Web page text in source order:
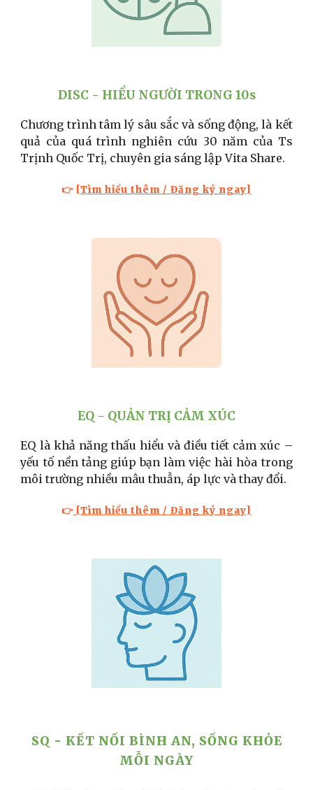
DISC - HIỂU NGƯỜI TRONG 10s
Chương trình tâm lý sâu sắc và sống động, là kết
quả của quá trình nghiên cứu 30 năm của Ts
Trịnh Quốc Trị, chuyên gia sáng lập Vita Share.
👉 [Tìm hiểu thêm / Đăng ký ngay]
EQ - QUẢN TRỊ CẢM XÚC
EQ là khả năng thấu hiểu và điều tiết cảm xúc –
yếu tố nền tảng giúp bạn làm việc hài hòa trong
môi trường nhiều mâu thuẫn, áp lực và thay đổi.
👉 [Tìm hiểu thêm / Đăng ký ngay]
SQ - KẾT NỐI BÌNH AN, SỐNG KHỎE
MỖI NGÀY